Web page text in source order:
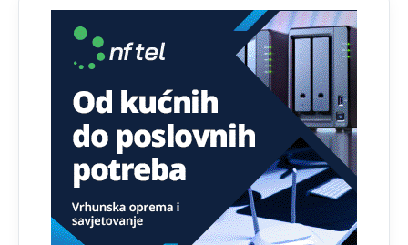
Анонимно2807895 јуче 12:18
Drzi pod kontrolom tri stvari jezik,karakter i
ponasanje...Uzivotu brani tri stvari:cast,prijatelja i
slabije.Iz zivota iskljuci tri stvari uvredu,neznanje i
dok si ziv gaji tri stvari dobrotu,pamet i
prijateljstvo!!
Анонимно2806721 јуче 12:39
791 BiH nije priznala Kosovo kao nezavisnu državu jer
genocidna tvorevina pravi smetnju a recimo Srbija je
davnopriznala.Nasvakom proizvodu iz Srbije stoji -
uvoznik za Kosovo